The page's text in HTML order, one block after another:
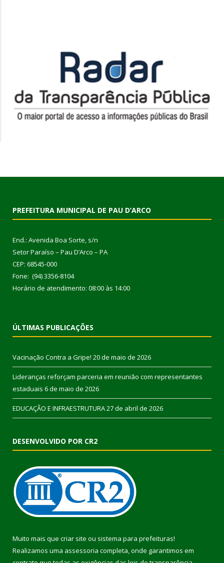
PREFEITURA MUNICIPAL DE PAU D’ARCO
End.: Avenida Boa Sorte, s/n
Setor Paraíso – Pau D’Arco – PA
CEP: 68545-000
Fone: (94) 3356-8104
Horário de atendimento: 08:00 às 14:00
ÚLTIMAS PUBLICAÇÕES
Vacinação Contra a Gripe! 20 de maio de 2026
Lideranças reforçam parceria em reunião com representantes
estaduais 6 de maio de 2026
EDUCAÇÃO E INFRAESTRUTURA27 de abril de 2026
DESENVOLVIDO POR CR2
Muito mais que criar site ou sistema para prefeituras!
Realizamos uma assessoria completa, onde garantimos em